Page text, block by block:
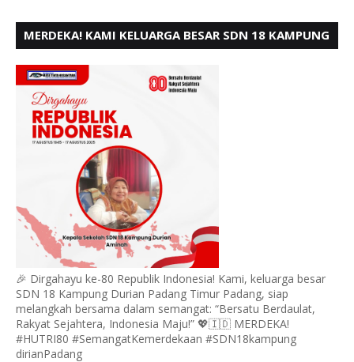
MERDEKA! KAMI KELUARGA BESAR SDN 18 KAMPUNG
🎉 Dirgahayu ke-80 Republik Indonesia! Kami, keluarga besar
SDN 18 Kampung Durian Padang Timur Padang, siap
melangkah bersama dalam semangat: “Bersatu Berdaulat,
Rakyat Sejahtera, Indonesia Maju!” 💖🇮🇩 MERDEKA!
#HUTRI80 #SemangatKemerdekaan #SDN18kampung
dirianPadang